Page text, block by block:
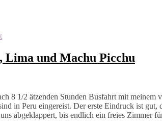
und Machu Picchu
8 1/2 ätzenden Stunden Busfahrt mit
in Peru eingereist. Der erste Eindruck ist
abgeklappert, bis endlich ein freies Zimmer